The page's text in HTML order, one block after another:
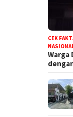
CEK
Warga